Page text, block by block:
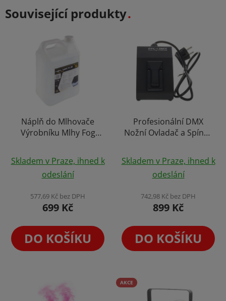
Související produkty
Náplň do Mlhovače
Výrobníku Mlhy Fog
Skladem v Praze, ihned k
odeslání
577,69 Kč bez DPH
699 Kč
DO KOŠÍKU
Profesionální DMX
Nožní Ovladač a Spínač
Ohně a Efekty Indoor &
Outdoor
Skladem v Praze, ihned k
odeslání
742,98 Kč bez DPH
899 Kč
DO KOŠÍKU
AKCE